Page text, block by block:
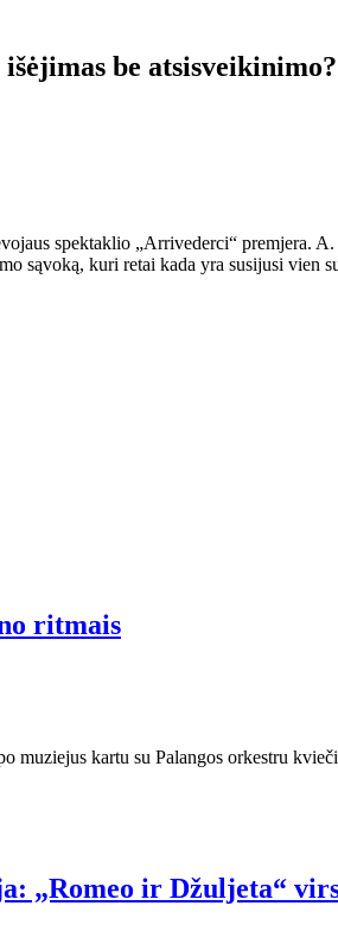
be atsisveikinimo?
spektaklio „Arrivederci“ premjera.
sąvoką, kuri retai kada yra susijusi vien
ritmais
muziejus kartu su Palangos orkestru
„Romeo ir Džuljeta“